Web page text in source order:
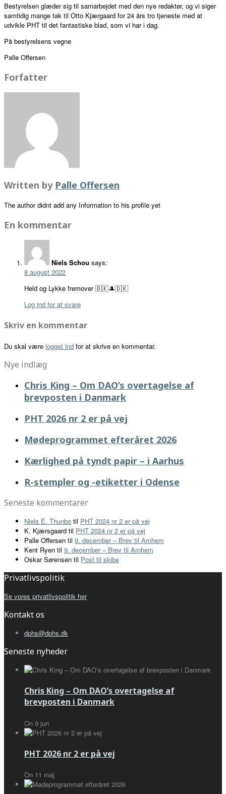
Bestyrelsen glæder sig til samarbejdet med den nye redaktør, og vi siger
samtidig mange tak til Otto Kjærgaard for 24 års tro tjeneste med at
udvikle PHT til det fantastiske blad, som vi har i dag.
På bestyrelsens vegne
Palle Offersen
Forfatter
Written by Palle Offersen
The author didnt add any Information to his profile yet
En kommentar
Niels Schou says:
8 august 2022
Held og Lykke fremover 🇩🇰🎩🇩🇰
Log ind for at svare
Skriv en kommentar
Du skal være logget ind for at skrive en kommentar.
Nye indlæg
Chris King – Om DAO’s overtagelse af
brevposten i Danmark
PHT 2026 nr 2 er på vej
Mødeprogrammet efteråret 2026
Kærlighed på tyndt papir – i Aarhus
R-stempler og -etiketter i Odense
Seneste kommentarer
Niels E. Thunbo til PHT 2024 nr 2 er på vej
K. Kjærsgaard til PHT 2024 nr 2 er på vej
Palle Offersen til 9. december – Brev til Arnhem
Kent Ryen til 9. december – Brev til Arnhem
Oskar Sørensen til Post til skibe
Privatlivspolitik
Se vores privatlivspolitik her
Kontakt os
dphs@dphs.dk
Seneste nyheder
Chris King – Om DAO’s overtagelse af
brevposten i Danmark
On 9 jun
PHT 2026 nr 2 er på vej
On 11 maj